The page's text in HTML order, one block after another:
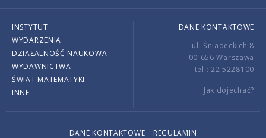
INSTYTUT
WYDARZENIA
DZIAŁALNOŚĆ NAUKOWA
WYDAWNICTWA
ŚWIAT MATEMATYKI
INNE
DANE KONTAKTOWE
ul. Śniadeckich 8
00-656 Warszawa
tel.: 22 5228100
Jak dojechać?
DANE KONTAKTOWE REGULAMIN